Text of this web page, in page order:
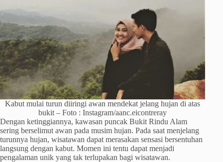
Kabut mulai turun diiringi awan mendekat jelang hujan di atas
bukit – Foto : Instagram/aanc.eicontreray
Dengan ketinggiannya, kawasan puncak Bukit Rindu Alam
sering berselimut awan pada musim hujan. Pada saat menjelang
turunnya hujan, wisatawan dapat merasakan sensasi bersentuhan
langsung dengan kabut. Momen ini tentu dapat menjadi
pengalaman unik yang tak terlupakan bagi wisatawan.